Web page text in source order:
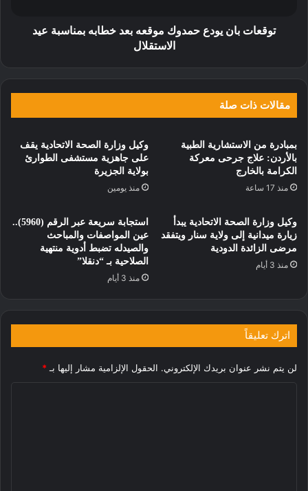
توقعات بان يودع حمدوك موقعه بعد خطابه بمناسبة عيد
الاستقلال
مقالات ذات صلة
بمبادرة من الاستشارية الطبية
بالأردن: علاج جرحى معركة
الكرامة بالخارج
منذ 17 ساعة
وكيل وزارة الصحة الاتحادية يقف
على جاهزية مستشفى الطوارئ
بولاية الجزيرة
منذ يومين
وكيل وزارة الصحة الاتحادية يبدأ
زيارة ميدانية إلى ولاية سنار ويتفقد
مرضى الزائدة الدودية
منذ 3 أيام
استجابة سريعة عبر الرقم (5960)..
عين المواصفات والمباحث
والصيدله تضبط أدوية منتهية
الصلاحية بـ “دنقلا”
منذ 3 أيام
اترك تعليقاً
لن يتم نشر عنوان بريدك الإلكتروني. الحقول الإلزامية مشار إليها بـ *